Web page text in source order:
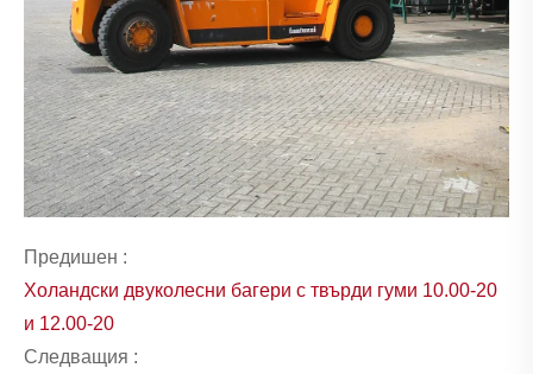
Предишен :
Холандски двуколесни багери с твърди гуми 10.00-20
и 12.00-20
Следващия :